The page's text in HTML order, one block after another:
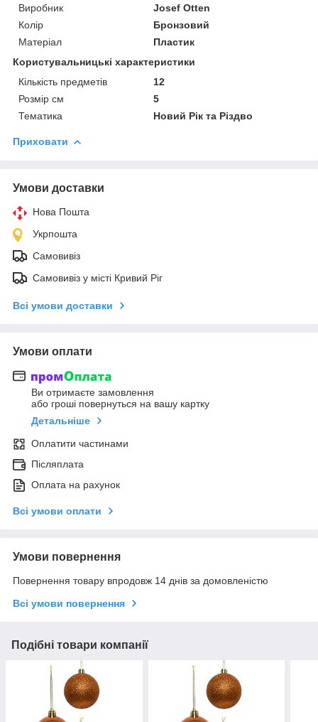
Виробник
Josef Otten
Колір
Бронзовий
Матеріал
Пластик
Користувальницькі характеристики
Кількість предметів
12
Розмір см
5
Тематика
Новий Рік та Різдво
Приховати
Умови доставки
Нова Пошта
Укрпошта
Самовивіз
Самовивіз у місті Кривий Ріг
Всі умови доставки
Умови оплати
Ви отримаєте замовлення
або гроші повернуться на вашу картку
Детальніше
Оплатити частинами
Післяплата
Оплата на рахунок
Всі умови оплати
Умови повернення
Повернення товару впродовж 14 днів за домовленістю
Всі умови повернення
Подібні товари компанії